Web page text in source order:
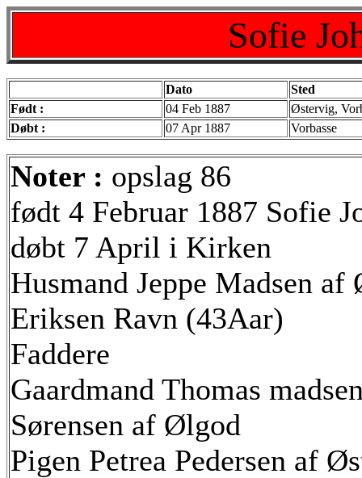
Sofie
Dato
Sted
Født :
04 Feb 1887
Østervig,
Døbt :
07 Apr 1887 Vorbasse
Noter : opslag 86
født 4 Februar 1887 Sofie
døbt 7 April i Kirken
Husmand Jeppe Madsen
Eriksen Ravn (43Aar)
Faddere
Gaardmand Thomas
Sørensen af Ølgod
Pigen Petrea Pedersen af